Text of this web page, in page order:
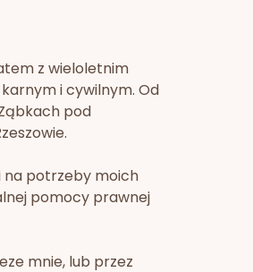
z wieloletnim
i cywilnym. Od
pod
na potrzeby moich
pomocy prawnej
mnie, lub przez